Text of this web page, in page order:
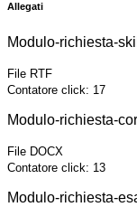
Allegati
Modulo-richiesta-
File RTF
Contatore click: 17
Modulo-richiesta-
File DOCX
Contatore click: 13
Modulo-richiesta-